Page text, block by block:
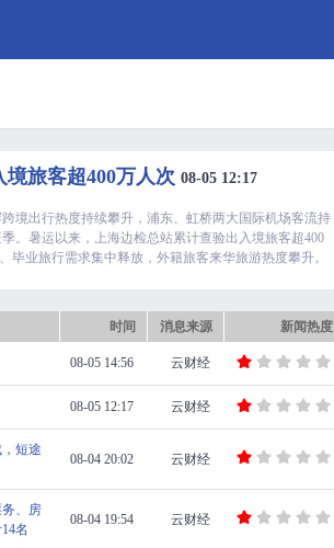
旅客超400万人次 08-05 12:17
境出行热度持续攀升，浦东、虹桥两大国际机场客流持
。暑运以来，上海边检总站累计查验出入境旅客超400
业旅行需求集中释放，外籍旅客来华旅游热度攀升。
时间 消息来源 新闻热度
08-05 14:56 云财经
08-05 12:17 云财经
短途
08-04 20:02 云财经
、房
名
08-04 19:54 云财经